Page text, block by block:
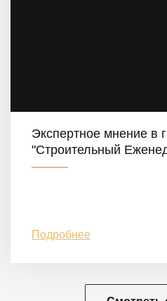
Экспертное мнение в
"Строительный
Подробнее